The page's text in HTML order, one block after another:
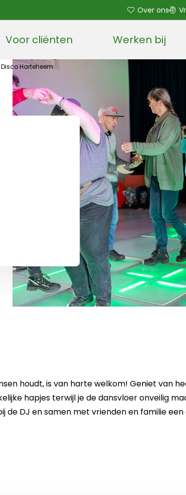
Over ons
menu
Voor cliënten Werken bij
Disco Harteheem
houdt, is van harte welkom! Geniet van
hapjes terwijl je de dansvloer onveilig
de DJ en samen met vrienden en familie